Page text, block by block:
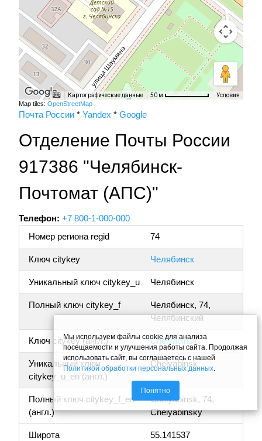
Картографические данные 50 м Условия
Map tiles: OpenStreetMap
Почта России * Yandex * Google
Отделение Почты России
917386 "Челябинск-
Почтомат (АПС)"
Телефон: +7 800-1-000-000
Номер региона regid
74
Ключ citykey Челябинск
Уникальный ключ citykey_u Челябинск
Полный ключ citykey_f
Челябинск, 74,
Челябинский
Ключ citykey (англ.) Chelyabinsk
Уникальный ключ
citykey_u_en (англ.)
Chelyabinsk
Полный ключ citykey_f_en
(англ.)
Chelyabinsk, 74,
Chelyabinsky
Широта 55.141537
Мы используем файлы cookie для анализа
посещаемости и улучшения работы сайта. Продолжая
использовать сайт, вы соглашаетесь с нашей
Политикой обработки персональных данных.
Понятно